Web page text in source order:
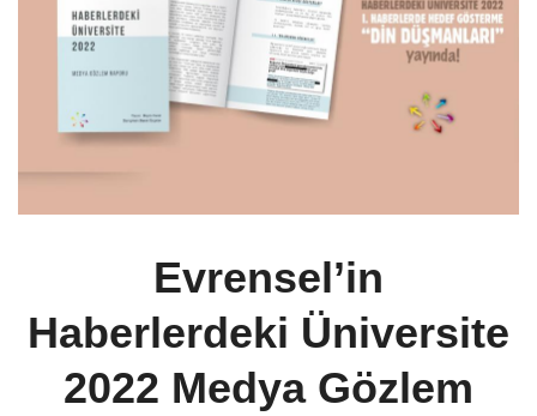
Evrensel’in
Haberlerdeki Üniversite
2022 Medya Gözlem